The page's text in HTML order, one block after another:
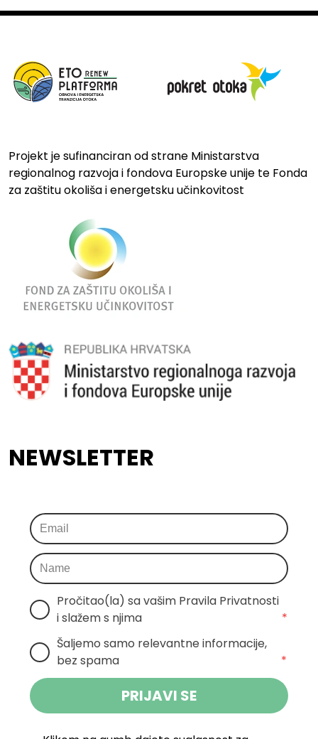
Projekt je sufinanciran od strane Ministarstva
regionalnog razvoja i fondova Europske unije te Fonda
za zaštitu okoliša i energetsku učinkovitost
NEWSLETTER
Pročitao(la) sa vašim Pravila Privatnosti
i slažem s njima
*
Šaljemo samo relevantne informacije,
bez spama
*
PRIJAVI SE